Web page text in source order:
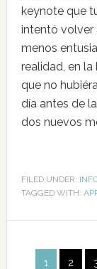
keynote que
intentó volver
menos
realidad, en
que no
día antes de
dos nuevos
FILED UNDER:
TAGGED WITH:
1 2